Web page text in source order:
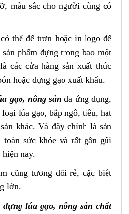
màu sắc cho người dùng có
thể để trơn hoặc in logo để
phẩm đựng trong bao một
các cửa hàng sản xuất thức
hoặc đựng gạo xuất khẩu.
gạo, nông sản đa ứng dụng,
lúa gạo, bắp ngô, tiêu, hạt
khác. Và đây chính là sản
toàn sức khỏe và rất gần gũi
nay.
cũng tương đối rẻ, đặc biệt
lớn.
đựng lúa gạo, nông sản chất